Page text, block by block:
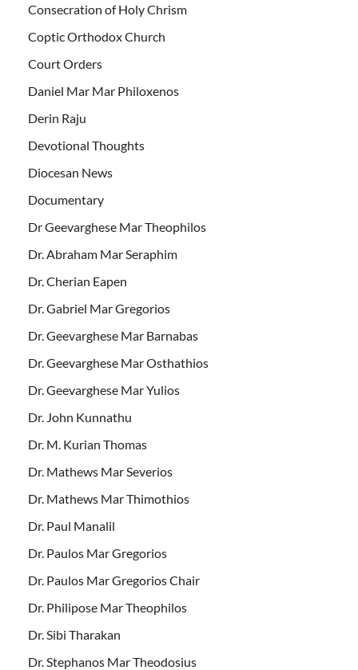
Consecration of Holy Chrism
Coptic Orthodox Church
Court Orders
Daniel Mar Mar Philoxenos
Derin Raju
Devotional Thoughts
Diocesan News
Documentary
Dr Geevarghese Mar Theophilos
Dr. Abraham Mar Seraphim
Dr. Cherian Eapen
Dr. Gabriel Mar Gregorios
Dr. Geevarghese Mar Barnabas
Dr. Geevarghese Mar Osthathios
Dr. Geevarghese Mar Yulios
Dr. John Kunnathu
Dr. M. Kurian Thomas
Dr. Mathews Mar Severios
Dr. Mathews Mar Thimothios
Dr. Paul Manalil
Dr. Paulos Mar Gregorios
Dr. Paulos Mar Gregorios Chair
Dr. Philipose Mar Theophilos
Dr. Sibi Tharakan
Dr. Stephanos Mar Theodosius